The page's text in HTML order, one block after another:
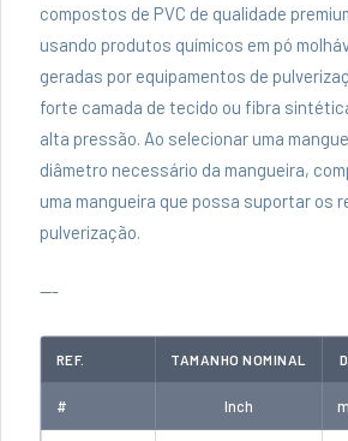
compostos de PVC de qualidade
usando produtos químicos em pó
geradas por equipamentos de
forte camada de tecido ou fibra
alta pressão. Ao selecionar uma
diâmetro necessário da mangueira,
uma mangueira que possa suportar os
pulverização.
---
REF. TAMANHO NOMINAL
#
Inch